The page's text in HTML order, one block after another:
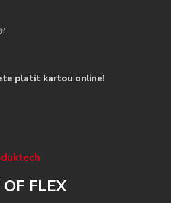
platit kartou online!
FLEX